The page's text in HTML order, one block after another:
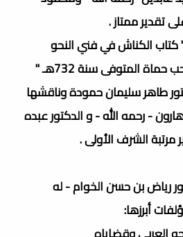
ممتاز .
كتاب الكناش في فني النحو
والصرف لأبي الفداء صاحب حماة المتوفى سنة 732هـ "
طاهر سليمان حمودة وناقشها
- رحمه الله - و الدكتور عبده
الشرف الأولى .
رياض بن حسن الخوام - له
أبرزها: